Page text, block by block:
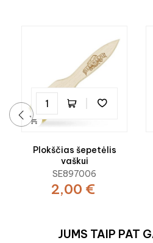

Plokščias šepetėlis
vaškui
SE897006
2,00 €
JUMS TAIP PAT